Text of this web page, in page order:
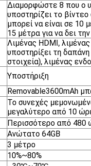
Διαμορφώστε 8 που ο
υποστηρίζει το
μπορεί να είναι σε 10
15 μέτρα για να δει
Λιμένας HDMI,
υποστηρίξει τη
στοιχεία), λιμένας
Υποστήριξη
Removable3600mAh
Το συνεχές
μεγαλύτερο από 10
Περισσότερο από 480
Ανώτατο 64GB
3 μέτρο
10%~80%